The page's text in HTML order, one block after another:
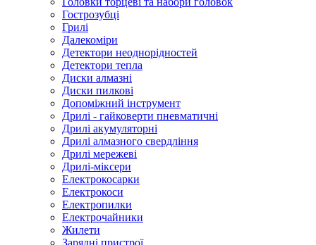
Гострозубці
Грилі
Далекоміри
Детектори неоднорідностей
Детектори тепла
Диски алмазні
Диски пилкові
Допоміжний інструмент
Дрилі - гайковерти пневматичні
Дрилі акумуляторні
Дрилі алмазного свердління
Дрилі мережеві
Дрилі-міксери
Електрокосарки
Електрокоси
Електропилки
Електрочайники
Жилети
Зарядні пристрої